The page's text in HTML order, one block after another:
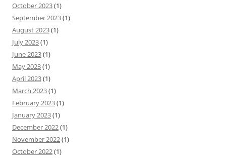
October 2023(1)
September 2023(1)
August 2023(1)
July 2023(1)
June 2023(1)
May 2023(1)
April 2023(1)
March 2023(1)
February 2023(1)
January 2023(1)
December 2022(1)
November 2022(1)
October 2022(1)